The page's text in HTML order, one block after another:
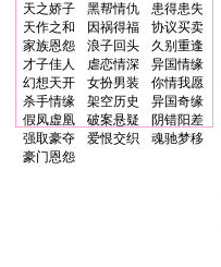
天之娇子
黑帮情仇
患得患失
天作之和
因祸得福
协议买卖
家族恩怨
浪子回头
久别重逢
才子佳人
虐恋情深
异国情缘
幻想天开
女扮男装
你情我愿
杀手情缘
架空历史
异国奇缘
假凤虚凰
破案悬疑
阴错阳差
强取豪夺
爱恨交织
魂驰梦移
豪门恩怨